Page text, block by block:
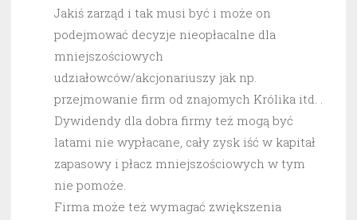
Jakiś zarząd i tak musi być i może on
podejmować decyzje nieopłacalne dla
mniejszościowych
udziałowców/akcjonariuszy jak np.
przejmowanie firm od znajomych Królika itd. .
Dywidendy dla dobra firmy też mogą być
latami nie wypłacane, cały zysk iść w kapitał
zapasowy i płacz mniejszościowych w tym
nie pomoże.
Firma może też wymagać zwiększenia